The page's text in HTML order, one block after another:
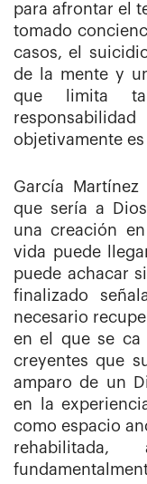
para afrontar el
tomado
casos, el
de la mente y
que limita
objetivamente es
García
que sería a
una creación
vida puede
puede achacar
finalizado
necesario
en el que se ca
creyentes que
amparo de un
en la
como espacio